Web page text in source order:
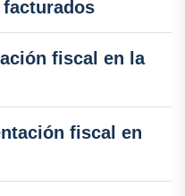
fiscal en la
fiscal en